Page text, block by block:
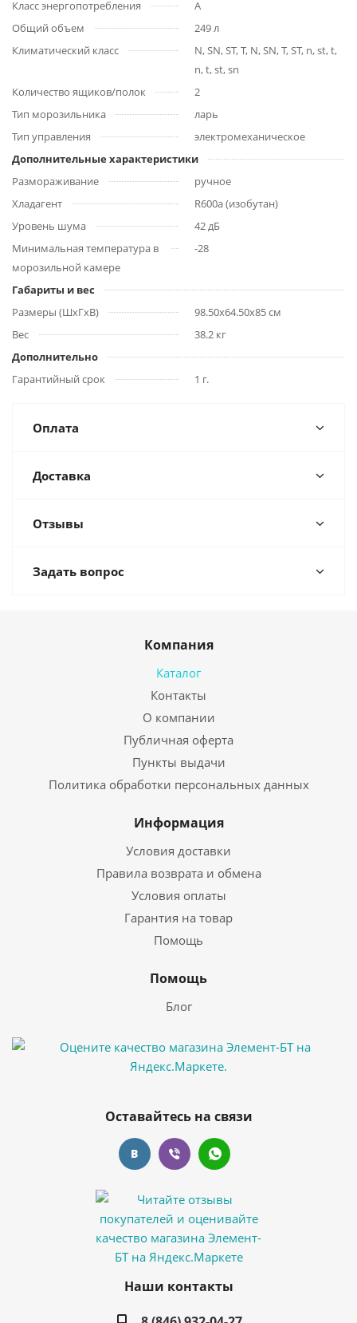
Класс энергопотребления
A
Общий объем
249 л
Климатический класс
N, SN, ST, T, N, SN, T, ST, n, st, t,
n, t, st, sn
Количество ящиков/полок
2
Тип морозильника
ларь
Тип управления
электромеханическое
Дополнительные характеристики
Размораживание
ручное
Хладагент
R600a (изобутан)
Уровень шума
42 дБ
Минимальная температура в
морозильной камере
-28
Габариты и вес
Размеры (ШхГхВ)
98.50х64.50х85 см
Вес
38.2 кг
Дополнительно
Гарантийный срок
1 г.
Оплата
Доставка
Отзывы
Задать вопрос
Компания
Каталог
Контакты
О компании
Публичная оферта
Пункты выдачи
Политика обработки персональных данных
Информация
Условия доставки
Правила возврата и обмена
Условия оплаты
Гарантия на товар
Помощь
Помощь
Блог
Оставайтесь на связи
Наши контакты